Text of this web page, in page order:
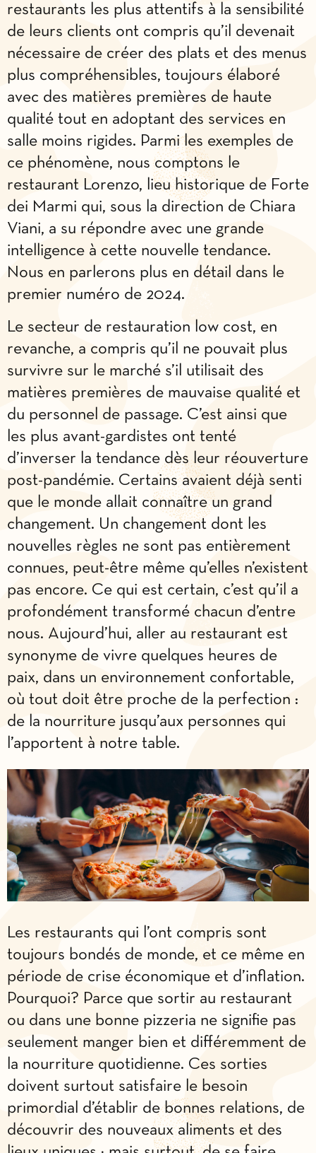
restaurants les plus attentifs à la sensibilité
de leurs clients ont compris qu’il devenait
nécessaire de créer des plats et des menus
plus compréhensibles, toujours élaboré
avec des matières premières de haute
qualité tout en adoptant des services en
salle moins rigides. Parmi les exemples de
ce phénomène, nous comptons le
restaurant Lorenzo, lieu historique de Forte
dei Marmi qui, sous la direction de Chiara
Viani, a su répondre avec une grande
intelligence à cette nouvelle tendance.
Nous en parlerons plus en détail dans le
premier numéro de 2024.
Le secteur de restauration low cost, en
revanche, a compris qu’il ne pouvait plus
survivre sur le marché s’il utilisait des
matières premières de mauvaise qualité et
du personnel de passage. C’est ainsi que
les plus avant-gardistes ont tenté
d’inverser la tendance dès leur réouverture
post-pandémie. Certains avaient déjà senti
que le monde allait connaître un grand
changement. Un changement dont les
nouvelles règles ne sont pas entièrement
connues, peut-être même qu’elles n’existent
pas encore. Ce qui est certain, c’est qu’il a
profondément transformé chacun d’entre
nous. Aujourd’hui, aller au restaurant est
synonyme de vivre quelques heures de
paix, dans un environnement confortable,
où tout doit être proche de la perfection :
de la nourriture jusqu’aux personnes qui
l’apportent à notre table.
Les restaurants qui l’ont compris sont
toujours bondés de monde, et ce même en
période de crise économique et d’inflation.
Pourquoi? Parce que sortir au restaurant
ou dans une bonne pizzeria ne signifie pas
seulement manger bien et différemment de
la nourriture quotidienne. Ces sorties
doivent surtout satisfaire le besoin
primordial d’établir de bonnes relations, de
découvrir des nouveaux aliments et des